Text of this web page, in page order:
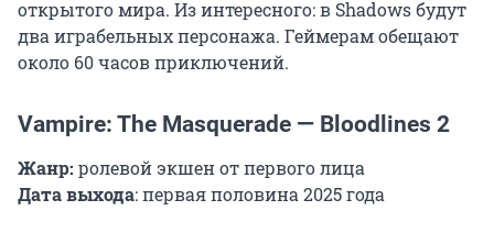
открытого мира. Из интересного: в Shadows будут
два играбельных персонажа. Геймерам обещают
около 60 часов приключений.
Vampire: The Masquerade — Bloodlines 2
Жанр: ролевой экшен от первого лица
Дата выхода: первая половина 2025 года